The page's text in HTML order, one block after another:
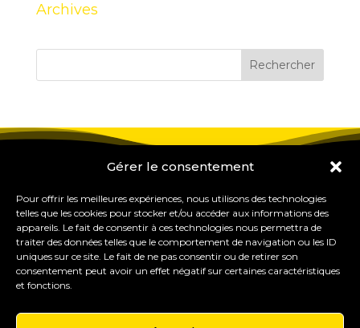
Gérer le consentement
Pour offrir les meilleures expériences, nous utilisons des technologies
telles que les cookies pour stocker et/ou accéder aux informations des
appareils. Le fait de consentir à ces technologies nous permettra de
traiter des données telles que le comportement de navigation ou les ID
uniques sur ce site. Le fait de ne pas consentir ou de retirer son
consentement peut avoir un effet négatif sur certaines caractéristiques
et fonctions.
Archives